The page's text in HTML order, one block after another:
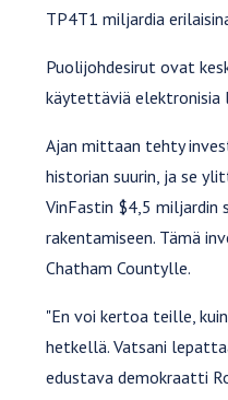
TP4T1 miljardia
Puolijohdesirut ovat
käytettäviä elektronisia
Ajan mittaan tehty
historian suurin, ja se
VinFastin $4,5 miljardin
rakentamiseen. Tämä
Chatham Countylle.
"En voi kertoa teille,
hetkellä. Vatsani
edustava demokraatti